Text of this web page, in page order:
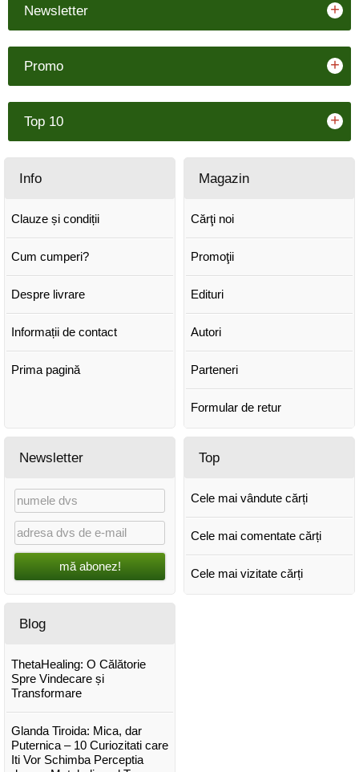
Newsletter +
Promo +
Top 10 +
Info
Clauze și condiții
Cum cumperi?
Despre livrare
Informații de contact
Prima pagină
Magazin
Cărţi noi
Promoţii
Edituri
Autori
Parteneri
Formular de retur
Newsletter
mă abonez!
Top
Cele mai vândute cărți
Cele mai comentate cărți
Cele mai vizitate cărți
Blog
ThetaHealing: O Călătorie
Spre Vindecare și
Transformare
Glanda Tiroida: Mica, dar
Puternica – 10 Curiozitati care
Iti Vor Schimba Perceptia